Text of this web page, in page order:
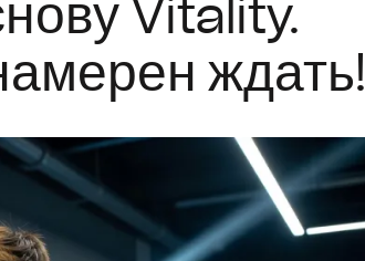
Vitality.
ждать!